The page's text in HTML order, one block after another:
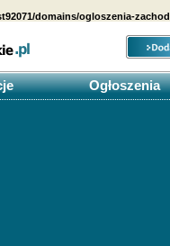
domains/ogloszenia-
Ogłoszenia